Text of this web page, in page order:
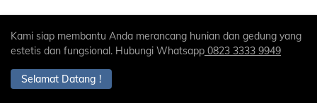
Archirecon Jasa Desain Renovasi Rumah Bekasi
2022 2023 Archirecon Jasa Desain Renovasi
Rumah Bandung 2022 2023 Archirecon Jasa
Desain Ruangan Rumah 2022 2023 Archirecon
Kami siap membantu Anda merancang hunian dan gedung yang
estetis dan fungsional. Hubungi Whatsapp 0823 3333 9949
Selamat Datang !